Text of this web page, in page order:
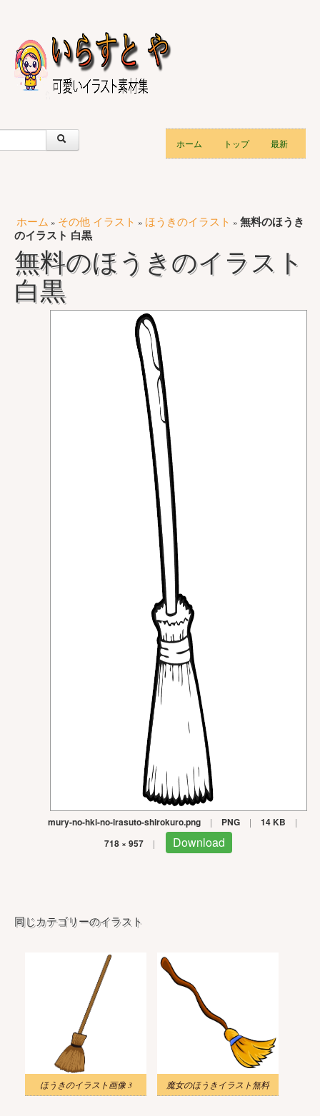
ホーム トップ 最新
ホーム » その他 イラスト » ほうきのイラスト » 無料のほうき
のイラスト 白黒
無料のほうきのイラスト
白黒
mury-no-hki-no-irasuto-shirokuro.png | PNG | 14 KB |
718 × 957 | Download
同じカテゴリーのイラスト
ほうきのイラスト画像 3 魔女のほうきイラスト無料